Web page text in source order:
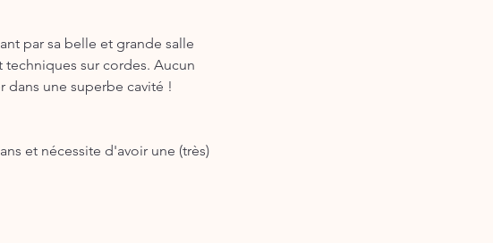
par sa belle et grande salle
sur cordes. Aucun
dans une superbe cavité !
et nécessite d'avoir une (très)